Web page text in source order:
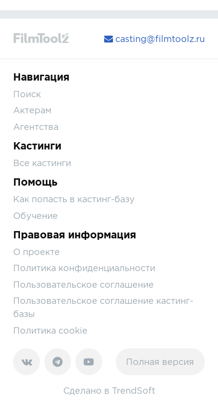
casting@filmtoolz.ru
Навигация
Поиск
Актерам
Агентства
Кастинги
Все кастинги
Помощь
Как попасть в кастинг-базу
Обучение
Правовая информация
О проекте
Политика конфиденциальности
Пользовательское соглашение
Пользовательское соглашение кастинг-
базы
Политика cookie
Полная версия
Сделано в TrendSoft